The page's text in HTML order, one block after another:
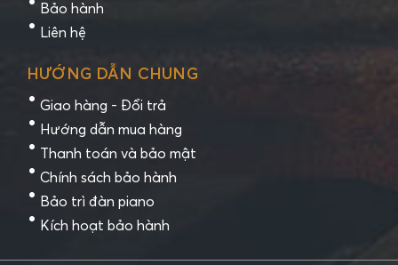
Bảo hành
Liên hệ
HƯỚNG DẪN CHUNG
Giao hàng - Đổi trả
Hướng dẫn mua hàng
Thanh toán và bảo mật
Chính sách bảo hành
Bảo trì đàn piano
Kích hoạt bảo hành